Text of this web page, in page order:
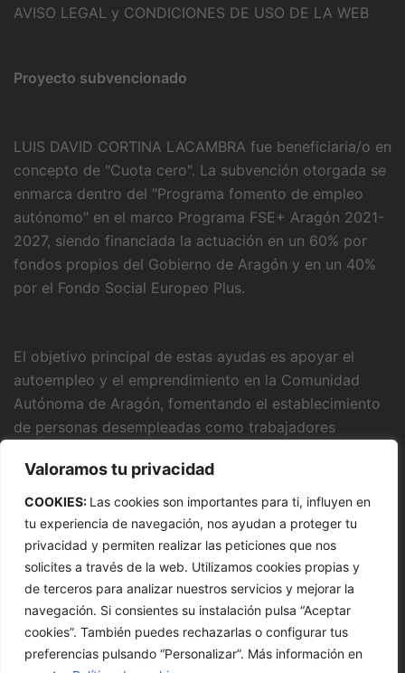
Valoramos tu privacidad
COOKIES: Las cookies son importantes para ti, influyen en
tu experiencia de navegación, nos ayudan a proteger tu
privacidad y permiten realizar las peticiones que nos
solicites a través de la web. Utilizamos cookies propias y
de terceros para analizar nuestros servicios y mejorar la
navegación. Si consientes su instalación pulsa “Aceptar
cookies”. También puedes rechazarlas o configurar tus
preferencias pulsando “Personalizar”. Más información en
AVISO LEGAL y CONDICIONES DE USO DE LA WEB
Proyecto subvencionado
LUIS DAVID CORTINA LACAMBRA fue beneficiaria/o en
concepto de "Cuota cero". La subvención otorgada se
enmarca dentro del "Programa fomento de empleo
autónomo" en el marco Programa FSE+ Aragón 2021-
2027, siendo financiada la actuación en un 60% por
fondos propios del Gobierno de Aragón y en un 40%
por el Fondo Social Europeo Plus.
El objetivo principal de estas ayudas es apoyar el
autoempleo y el emprendimiento en la Comunidad
Autónoma de Aragón, fomentando el establecimiento
de personas desempleadas como trabajadores
consolidación de su actividad económica,
promoviendo el relevo generacional y la inserción
laboral de familiares colaboradores.